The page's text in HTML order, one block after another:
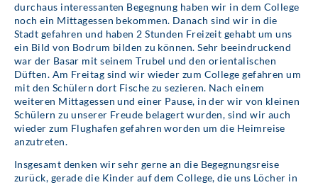
durchaus interessanten Begegnung haben wir in dem College
noch ein Mittagessen bekommen. Danach sind wir in die
Stadt gefahren und haben 2 Stunden Freizeit gehabt um uns
ein Bild von Bodrum bilden zu können. Sehr beeindruckend
war der Basar mit seinem Trubel und den orientalischen
Düften. Am Freitag sind wir wieder zum College gefahren um
mit den Schülern dort Fische zu sezieren. Nach einem
weiteren Mittagessen und einer Pause, in der wir von kleinen
Schülern zu unserer Freude belagert wurden, sind wir auch
wieder zum Flughafen gefahren worden um die Heimreise
anzutreten.
Insgesamt denken wir sehr gerne an die Begegnungsreise
zurück, gerade die Kinder auf dem College, die uns Löcher in